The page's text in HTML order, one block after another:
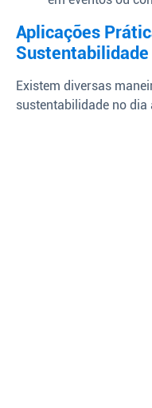
Aplicações
Sustentabilidade
Existem diversas
sustentabilidade no dia